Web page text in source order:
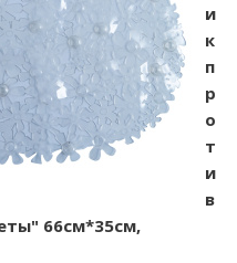
и
к
п
р
о
т
и
в
66см*35см,